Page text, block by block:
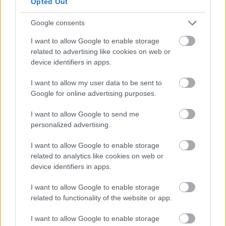
Google consents
I want to allow Google to enable storage
related to advertising like cookies on web or
device identifiers in apps.
I want to allow my user data to be sent to
Google for online advertising purposes.
I want to allow Google to send me
personalized advertising.
I want to allow Google to enable storage
related to analytics like cookies on web or
device identifiers in apps.
I want to allow Google to enable storage
related to functionality of the website or app.
I want to allow Google to enable storage
1928. november 22-én mutatták be a párizsi
Operában. A darab megrendelője, a vagyonos,
a főszerepet. A zseniális zeneszerzői ötletnek
köszönhetően kiemelkedikRavelalkotásai közül.
önironikusan
azt mondtaHoneggernek: „Csupán egyetlen
mesterművet alkottam, a Bolerót; sajnos ebben nincs
Boleroa modern tánc nagy klasszikusa. Ez a balett
tisztelettel adózik a modern tánc minden
a végkimerülésig szóló tánc.